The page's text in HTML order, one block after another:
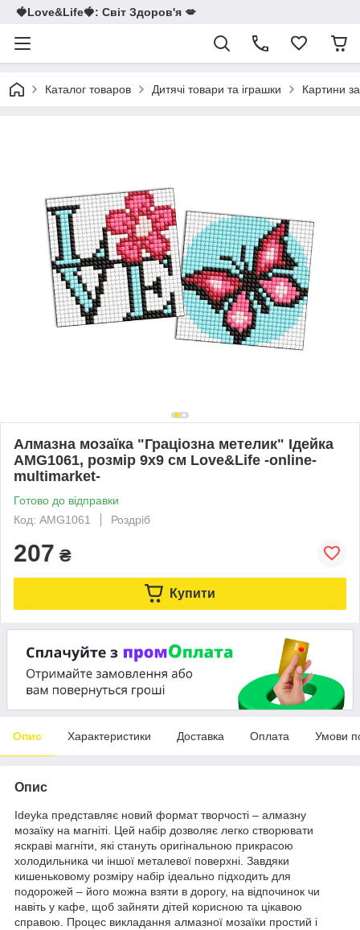
🍓Love&Life🍓: Світ Здоров'я 💋
Каталог товаров Дитячі товари та іграшки Картини
Алмазна мозаїка "Граціозна метелик" Ідейка
AMG1061, розмір 9x9 см Love&Life -online-
multimarket-
Готово до відправки
Код: AMG1061
Роздріб
207 ₴
Купити
Опис Характеристики Доставка Оплата Умови
Опис
Ideyka представляє новий формат творчості – алмазну
мозаїку на магніті. Цей набір дозволяє легко створювати
яскраві магніти, які стануть оригінальною прикрасою
холодильника чи іншої металевої поверхні. Завдяки
кишеньковому розміру набір ідеально підходить для
подорожей – його можна взяти в дорогу, на відпочинок чи
навіть у кафе, щоб зайняти дітей корисною та цікавою
справою. Процес викладання алмазної мозаїки простий і